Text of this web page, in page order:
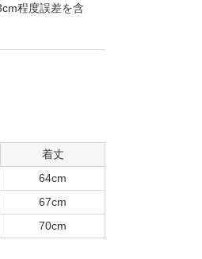
程度誤差を含
着丈
64cm
67cm
70cm